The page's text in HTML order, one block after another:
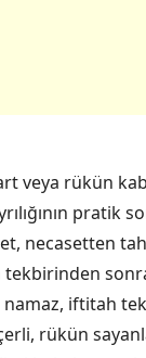
veya rükün
pratik
necasetten
tekbirinden
namaz, iftitah
rükün